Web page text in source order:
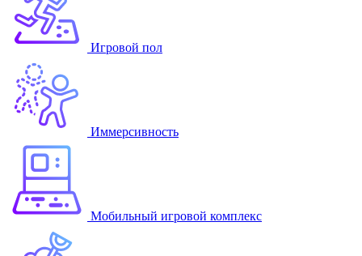
Игровой пол
Иммерсивность
Мобильный игровой комплекс